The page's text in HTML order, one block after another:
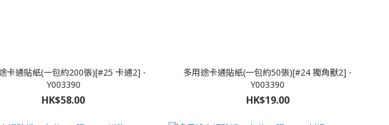
卡通貼紙(一包約200張)[#25 卡通2] -
Y003390
HK$58.00
多用途卡通貼紙(一包約50張)[#24 獨角獸2] -
Y003390
HK$19.00